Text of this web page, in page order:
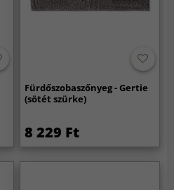
Fürdőszobaszőnyeg - Gertie
(sötét szürke)
8 229 Ft